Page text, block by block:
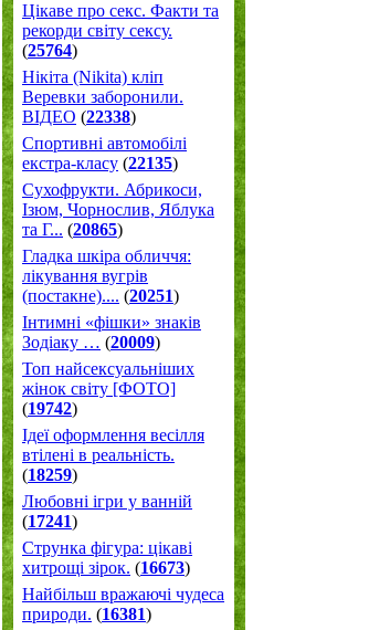
Цікаве про секс. Факти та
рекорди світу сексу.
(25764)
Нікіта (Nikita) кліп
Веревки заборонили.
ВІДЕО (22338)
Спортивні автомобілі
екстра-класу (22135)
Cухофрукти. Абрикоси,
Ізюм, Чорнослив, Яблука
та Г... (20865)
Гладка шкіра обличчя:
лікування вугрів
(постакне).... (20251)
Інтимні «фішки» знаків
Зодіаку … (20009)
Топ найсексуальніших
жінок світу [ФОТО]
(19742)
Ідеї оформлення весілля
втілені в реальність.
(18259)
Любовні ігри у ванній
(17241)
Струнка фігура: цікаві
хитрощі зірок. (16673)
Найбільш вражаючі чудеса
природи. (16381)